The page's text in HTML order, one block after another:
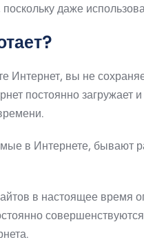
поскольку даже
Интернет, вы не
постоянно загружает
в Интернете, бывают
в настоящее время